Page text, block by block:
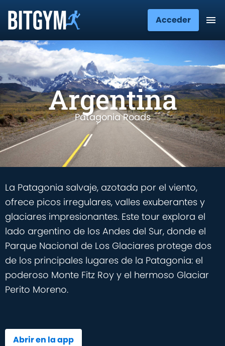
Acceder
Argentina
Patagonia Roads
La Patagonia salvaje, azotada por el viento,
ofrece picos irregulares, valles exuberantes y
glaciares impresionantes. Este tour explora el
lado argentino de los Andes del Sur, donde el
Parque Nacional de Los Glaciares protege dos
de los principales lugares de la Patagonia: el
poderoso Monte Fitz Roy y el hermoso Glaciar
Perito Moreno.
Abrir en la app